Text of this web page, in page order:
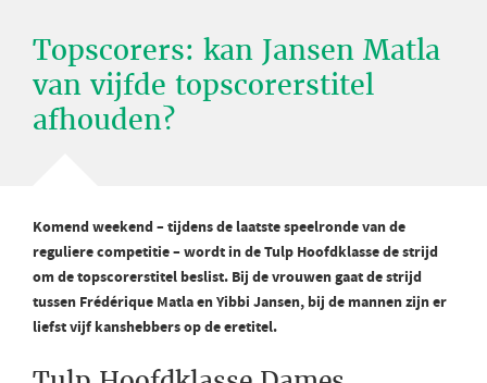
Topscorers: kan Jansen Matla
van vijfde topscorerstitel
afhouden?
Komend weekend – tijdens de laatste speelronde van de
reguliere competitie – wordt in de Tulp Hoofdklasse de strijd
om de topscorerstitel beslist. Bij de vrouwen gaat de strijd
tussen Frédérique Matla en Yibbi Jansen, bij de mannen zijn er
liefst vijf kanshebbers op de eretitel.